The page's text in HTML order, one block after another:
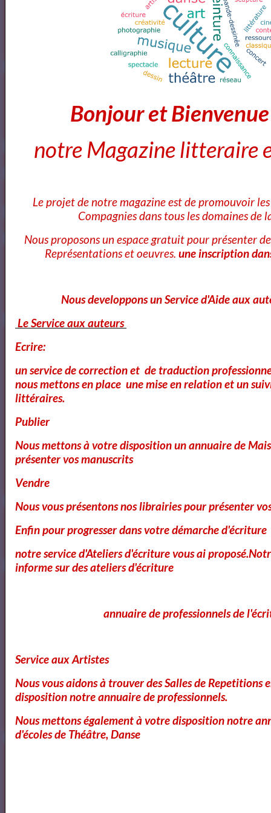
Bibliothéque Audio des livres de Théâtre
Bibliothéque audio Poésie 4
Notre Bibliothéque Théâtrale
Bibliothéque des Pièces de Théâtre
<a href="http://www.artquid.com" title="ArtQuid, The Art World
Marketplace."><img style="border:1px solid #eee;"
src="https://artquid-
static.imgix.net/img/logo/150/artquid_logo_150.png"
Ecole Les Mots
Bonjour et
notre Magazine litteraire
Le projet de notre magazine est de promouvoir
Compagnies dans tous les domaines de
Nous proposons un espace gratuit pour présenter
Représentations et oeuvres. une inscription
Nous developpons un Service d'Aide aux
Le Service aux auteurs
Ecrire:
un service de correction et de traduction
nous mettons en place une mise en relation et un
littéraires.
Publier
Nous mettons à votre disposition un annuaire de
présenter vos manuscrits
Vendre
Nous vous présentons nos librairies pour présenter
Enfin pour progresser dans votre démarche d'écriture
notre service d'Ateliers d'écriture vous ai
informe sur des ateliers d'écriture
annuaire de professionnels de
Service aux Artistes
Nous vous aidons à trouver des Salles de Repetitions
disposition notre annuaire de professionnels.
Nous mettons également à votre disposition notre
d'écoles de Théâtre, Danse